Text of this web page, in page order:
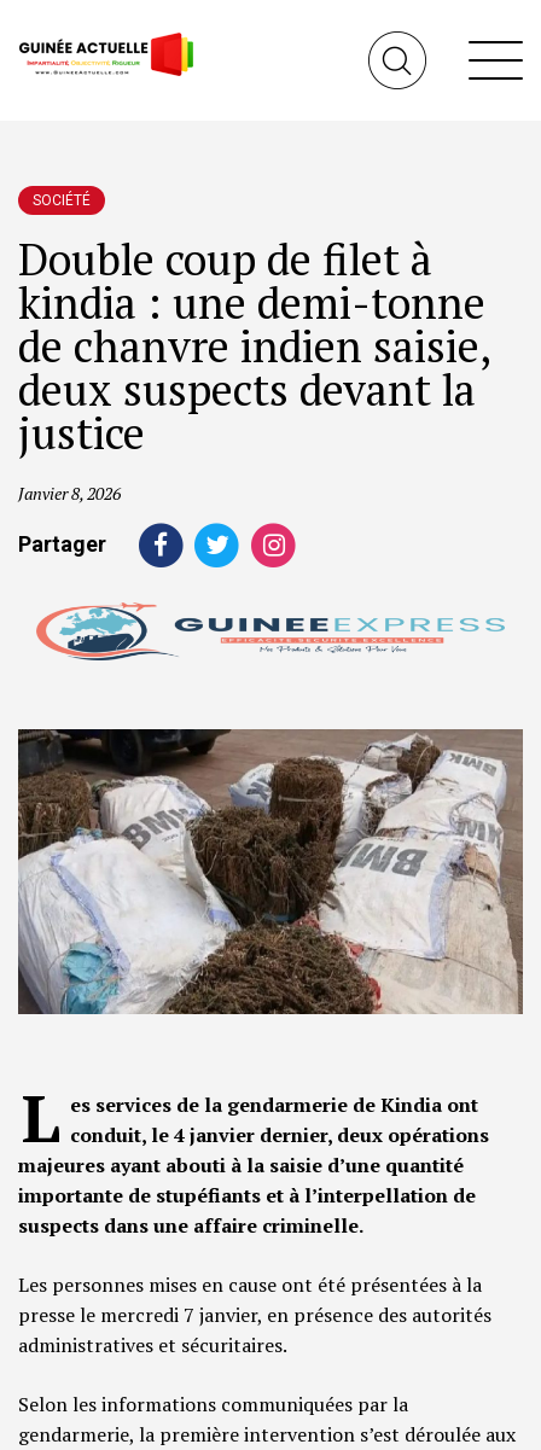
SOCIÉTÉ
Double coup de filet à
kindia : une demi-tonne
de chanvre indien saisie,
deux suspects devant la
justice
Janvier 8, 2026
Partager
L es services de la gendarmerie de Kindia ont
conduit, le 4 janvier dernier, deux opérations
majeures ayant abouti à la saisie d’une quantité
importante de stupéfiants et à l’interpellation de
suspects dans une affaire criminelle.
Les personnes mises en cause ont été présentées à la
presse le mercredi 7 janvier, en présence des autorités
administratives et sécuritaires.
Selon les informations communiquées par la
gendarmerie, la première intervention s’est déroulée aux